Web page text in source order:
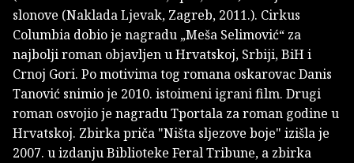
slonove (Naklada Ljevak, Zagreb, 2011.). Cirkus
Columbia dobio je nagradu „Meša Selimović“ za
najbolji roman objavljen u Hrvatskoj, Srbiji, BiH i
Crnoj Gori. Po motivima tog romana oskarovac Danis
Tanović snimio je 2010. istoimeni igrani film. Drugi
roman osvojio je nagradu Tportala za roman godine u
Hrvatskoj. Zbirka priča "Ništa sljezove boje" izišla je
2007. u izdanju Biblioteke Feral Tribune, a zbirka